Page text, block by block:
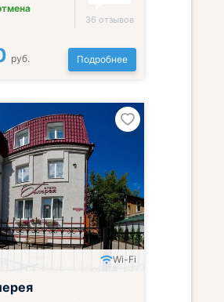
36 отзывов
руб. Подробнее
Wi-Fi